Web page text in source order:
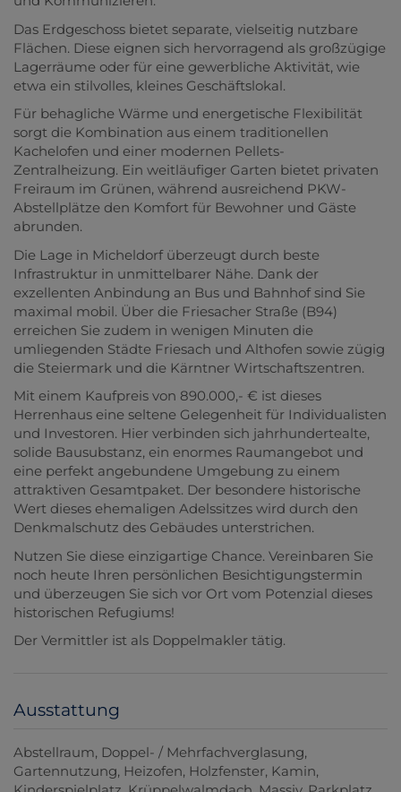
Das Erdgeschoss bietet separate, vielseitig nutzbare
Flächen. Diese eignen sich hervorragend als großzügige
Lagerräume oder für eine gewerbliche Aktivität, wie
etwa ein stilvolles, kleines Geschäftslokal.
Für behagliche Wärme und energetische Flexibilität
sorgt die Kombination aus einem traditionellen
Kachelofen und einer modernen Pellets-
Zentralheizung. Ein weitläufiger Garten bietet privaten
Freiraum im Grünen, während ausreichend PKW-
Abstellplätze den Komfort für Bewohner und Gäste
abrunden.
Die Lage in Micheldorf überzeugt durch beste
Infrastruktur in unmittelbarer Nähe. Dank der
exzellenten Anbindung an Bus und Bahnhof sind Sie
maximal mobil. Über die Friesacher Straße (B94)
erreichen Sie zudem in wenigen Minuten die
umliegenden Städte Friesach und Althofen sowie zügig
die Steiermark und die Kärntner Wirtschaftszentren.
Mit einem Kaufpreis von 890.000,- € ist dieses
Herrenhaus eine seltene Gelegenheit für Individualisten
und Investoren. Hier verbinden sich jahrhundertealte,
solide Bausubstanz, ein enormes Raumangebot und
eine perfekt angebundene Umgebung zu einem
attraktiven Gesamtpaket. Der besondere historische
Wert dieses ehemaligen Adelssitzes wird durch den
Denkmalschutz des Gebäudes unterstrichen.
Nutzen Sie diese einzigartige Chance. Vereinbaren Sie
noch heute Ihren persönlichen Besichtigungstermin
und überzeugen Sie sich vor Ort vom Potenzial dieses
historischen Refugiums!
Der Vermittler ist als Doppelmakler tätig.
Ausstattung
Abstellraum Doppel- / Mehrfachverglasung
Gartennutzung Heizofen Holzfenster Kamin